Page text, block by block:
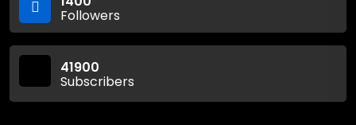
Followers
41900
Subscribers